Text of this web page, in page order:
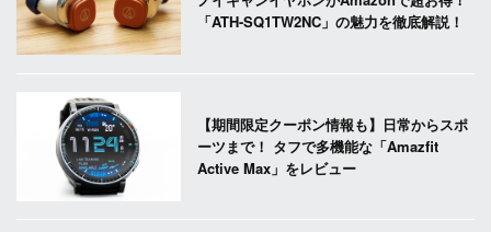
「ATH-SQ1TW2NC」の魅力を徹底解説！
【期間限定クーポン情報も】日常からスポ
ーツまで！ タフで多機能な「Amazfit
Active Max」をレビュー